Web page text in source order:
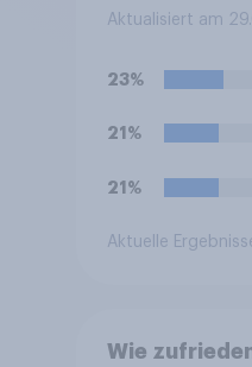
Aktualisiert am
23%
21%
21%
Aktuelle
Wie